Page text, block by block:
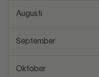
Augusti
September
Oktober